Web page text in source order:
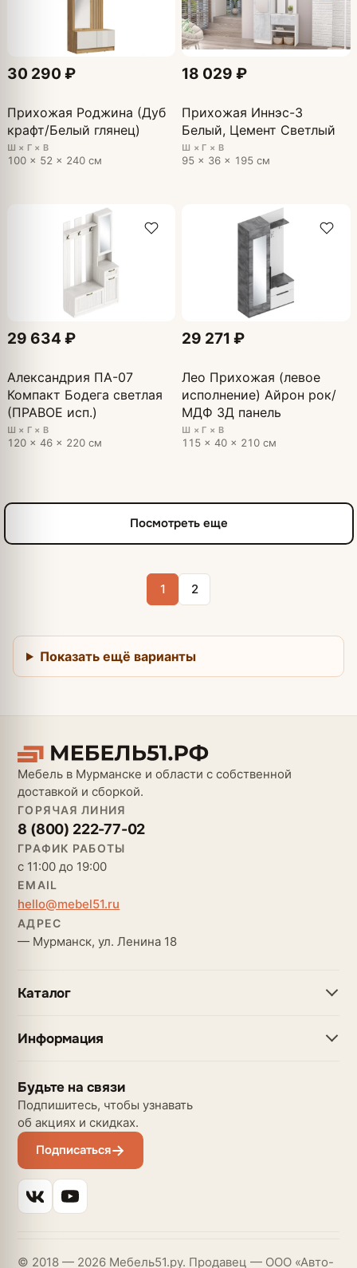
30 290 ₽
Прихожая Роджина (Дуб
крафт/Белый глянец)
Ш × Г × В
100 × 52 × 240 см
18 029 ₽
Прихожая Иннэс-3
Белый, Цемент Светлый
Ш × Г × В
95 × 36 × 195 см
29 634 ₽
Александрия ПА-07
Компакт Бодега светлая
(ПРАВОЕ исп.)
Ш × Г × В
120 × 46 × 220 см
29 271 ₽
Лео Прихожая (левое
исполнение) Айрон рок/
МДФ 3Д панель
Ш × Г × В
115 × 40 × 210 см
Посмотреть еще
1 2
Показать ещё варианты
Мебель в Мурманске и области с собственной
доставкой и сборкой.
ГОРЯЧАЯ ЛИНИЯ
8 (800) 222-77-02
ГРАФИК РАБОТЫ
с 11:00 до 19:00
EMAIL
hello@mebel51.ru
АДРЕС
— Мурманск, ул. Ленина 18
Каталог
Информация
Будьте на связи
Подпишитесь, чтобы узнавать
об акциях и скидках.
Подписаться
© 2018 — 2026 Мебель51.ру. Продавец — ООО «Авто-